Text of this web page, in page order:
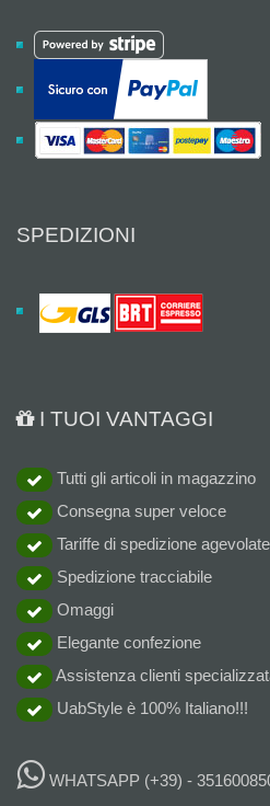
SPEDIZIONI
I TUOI VANTAGGI
Tutti gli articoli in magazzino
Consegna super veloce
Tariffe di spedizione agevolate
Spedizione tracciabile
Omaggi
Elegante confezione
Assistenza clienti
UabStyle è 100% Italiano!!!
WHATSAPP (+39) -